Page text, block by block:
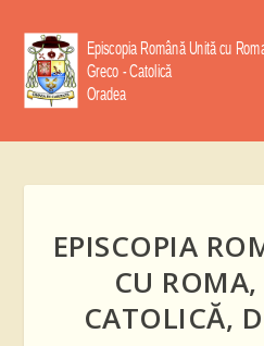
EPISCOPIA
CU ROMA,
CATOLICĂ,